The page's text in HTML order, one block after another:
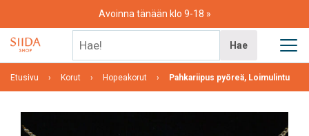
content
Avoinna tänään klo 9-18
Hae
Etusivu Korut Hopeakorut Pahkariipus pyöreä, Loimulintu